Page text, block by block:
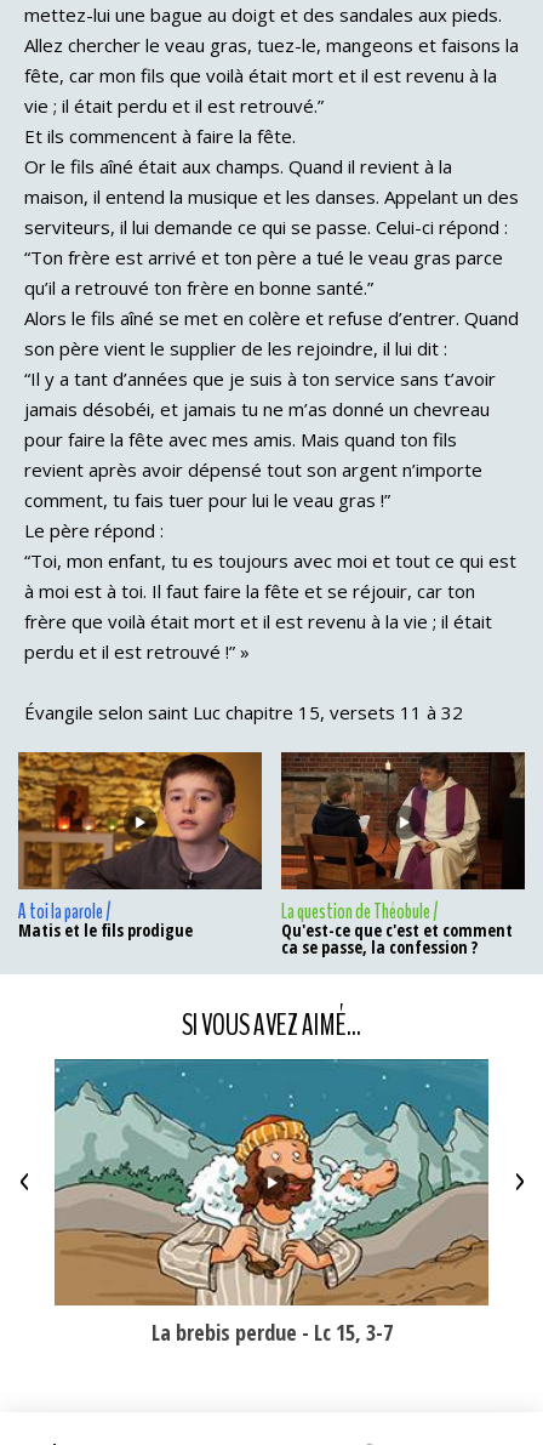
mettez-lui une bague au doigt et des sandales aux pieds.
Allez chercher le veau gras, tuez-le, mangeons et faisons la
fête, car mon fils que voilà était mort et il est revenu à la
vie ; il était perdu et il est retrouvé.”
Et ils commencent à faire la fête.
Or le fils aîné était aux champs. Quand il revient à la
maison, il entend la musique et les danses. Appelant un des
serviteurs, il lui demande ce qui se passe. Celui-ci répond :
“Ton frère est arrivé et ton père a tué le veau gras parce
qu’il a retrouvé ton frère en bonne santé.”
Alors le fils aîné se met en colère et refuse d’entrer. Quand
son père vient le supplier de les rejoindre, il lui dit :
“Il y a tant d’années que je suis à ton service sans t’avoir
jamais désobéi, et jamais tu ne m’as donné un chevreau
pour faire la fête avec mes amis. Mais quand ton fils
revient après avoir dépensé tout son argent n’importe
comment, tu fais tuer pour lui le veau gras !”
Le père répond :
“Toi, mon enfant, tu es toujours avec moi et tout ce qui est
à moi est à toi. Il faut faire la fête et se réjouir, car ton
frère que voilà était mort et il est revenu à la vie ; il était
perdu et il est retrouvé !” »
Évangile selon saint Luc chapitre 15, versets 11 à 32
A toi la parole /
Matis et le fils prodigue
La question de Théobule /
Qu'est-ce que c'est et comment
ca se passe, la confession ?
SI VOUS AVEZ AIMÉ...
La brebis perdue - Lc 15, 3-7
< >